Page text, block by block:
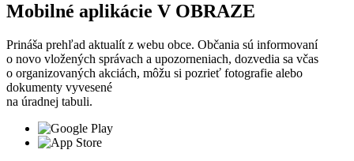
Mobilné aplikácie V OBRAZE
Prináša prehľad aktualít z webu obce. Občania sú informovaní
o novo vložených správach a upozorneniach, dozvedia sa včas
o organizovaných akciách, môžu si pozrieť fotografie alebo
dokumenty vyvesené
na úradnej tabuli.